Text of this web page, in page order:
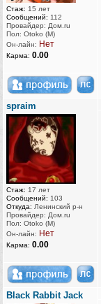
Стаж: 15 лет
Сообщений: 112
Провайдер: Дом.ru
Пол: Otoko (M)
Он-лайн: Нет
Карма: 0.00
spraim
Стаж: 17 лет
Сообщений: 103
Откуда: Ленинский р-н
Провайдер: Дом.ru
Пол: Otoko (M)
Он-лайн: Нет
Карма: 0.00
Black Rabbit Jack